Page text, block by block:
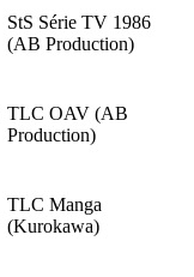
StS Série TV 1986
(AB Production)
TLC OAV (AB
Production)
TLC Manga
(Kurokawa)